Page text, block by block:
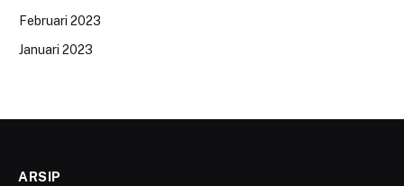
Februari 2023
Januari 2023
ARSIP